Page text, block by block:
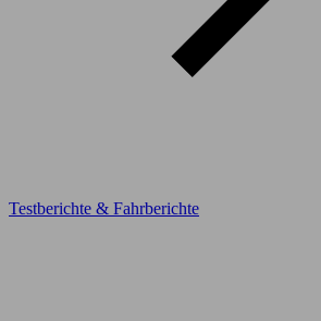
Testberichte & Fahrberichte